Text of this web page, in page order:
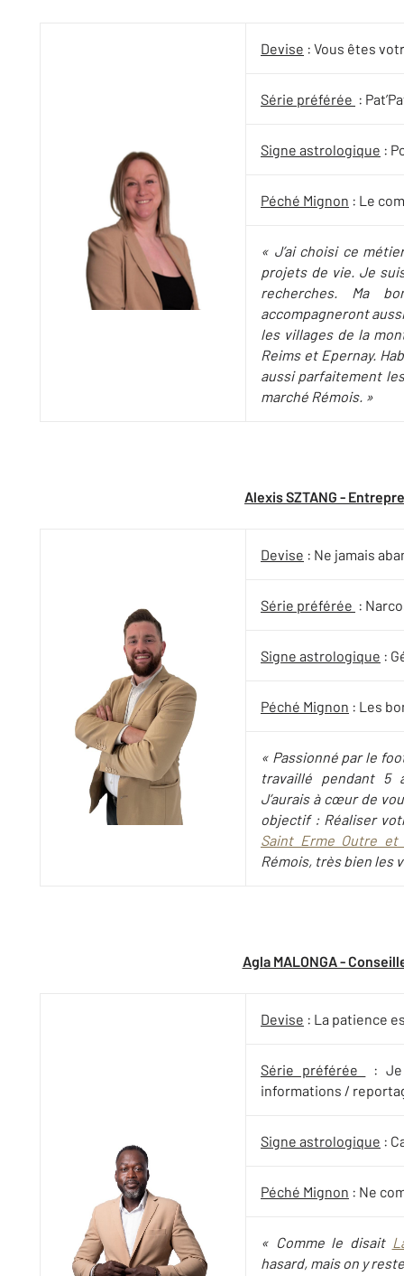
Devise : Vous êtes
Série préférée :
Signe astrologique :
Péché Mignon : Le
« J’ai choisi ce
projets de vie. Je
recherches. Ma
accompagneront
les villages de la
Reims et Epernay.
aussi parfaitement
marché Rémois. »
Alexis SZTANG -
Devise : Ne jamais
Série préférée :
Signe astrologique :
Péché Mignon : Les
« Passionné par le
travaillé pendant 5
J’aurais à cœur de
objectif : Réaliser
Saint Erme Outre et
Rémois, très bien les
Agla MALONGA -
Devise : La patience
Série préférée
: Je
informations /
Signe astrologique :
Péché Mignon : Ne
« Comme le disait
hasard, mais on y